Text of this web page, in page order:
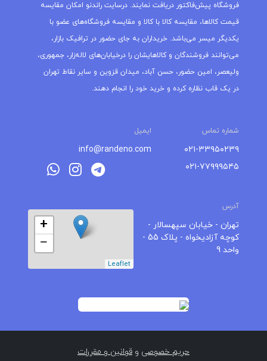
فروشگاه پیش‌فاکتور دریافت نمایند. درسایت راندنو امکان مقایسه
قیمت کالاها، مقایسه کالا با کالا و مقایسه فروشگاه‌های عضو با
یکدیگر میسر می‌باشد. خریداران به جای حضور در ترافیک بازار،
می‌توانند فروشندگان و کالاهایشان را درخیابان‌های لاله‌زار، جمهوری،
ولیعصر، امین حضور، حسن آباد، میدان قزوین و سایر نقاط تهران
در یک قاب نظاره کرده و خرید خود را انجام دهند.
شماره تماس ایمیل
۰۲۱-۳۳۹۵۰۲۳۹
۰۲۱-۷۷۹۹۹۵۴۵
info@randeno.com
آدرس
تهران - خیابان سپهسالار -
کوچه آزادیخواه - پلاک 55 -
واحد 9
+
−
Leaflet
حریم خصوصی و قوانین و مقررات